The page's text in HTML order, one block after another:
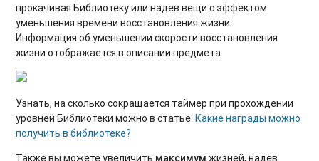
прокачивая Библиотеку или надев вещи с эффектом
уменьшения времени восстановления жизни.
Информация об уменьшении скорости восстановления
жизни отображается в описании предмета:
Узнать, на сколько сокращается таймер при прохождении
уровней Библиотеки можно в статье:Какие награды можно
получить в библиотеке?
Также вы можете увеличить максимум жизней, надев